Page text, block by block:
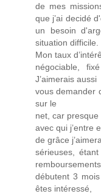
de mes
que j’ai decidé
un besoin
situation difficile.
Mon taux
négociable,
J’aimerais aussi
vous demander
sur le
net, car
avec qui j’entre
de grâce
sérieuses,
remboursements
débutent 3
êtes intéressé,